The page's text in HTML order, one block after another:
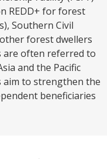
REDD+ for forest
Southern Civil
forest dwellers
are often referred to
and the Pacific
aim to strengthen the
beneficiaries